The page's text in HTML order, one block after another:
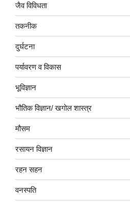
जैव विविधता
तकनीक
दुर्घटना
पर्यावरण व विकास
भूविज्ञान
भौतिक विज्ञान/ खगोल शास्त्र
मौसम
रसायन विज्ञान
रहन सहन
वनस्पति